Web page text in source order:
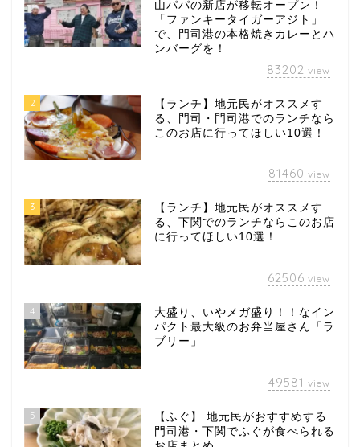
山パパの新店が移転オープン！
「ファンキータイガーアジト」
で、門司港の本格焼きカレーとハ
ンバーグを！
83202 view
2
【ランチ】地元民がオススメす
る、門司・門司港でのランチなら
このお店に行ってほしい10選！
81460 view
3
【ランチ】地元民がオススメす
る、下関でのランチならこのお店
に行ってほしい10選！
62506 view
4
大盛り、いやメガ盛り！！なイン
パクト最大級のお弁当屋さん「ラ
ブリー」
49581 view
5
【ふぐ】 地元民がおすすめする
門司港・下関でふぐが食べられる